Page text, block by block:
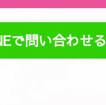
で問い合わせる